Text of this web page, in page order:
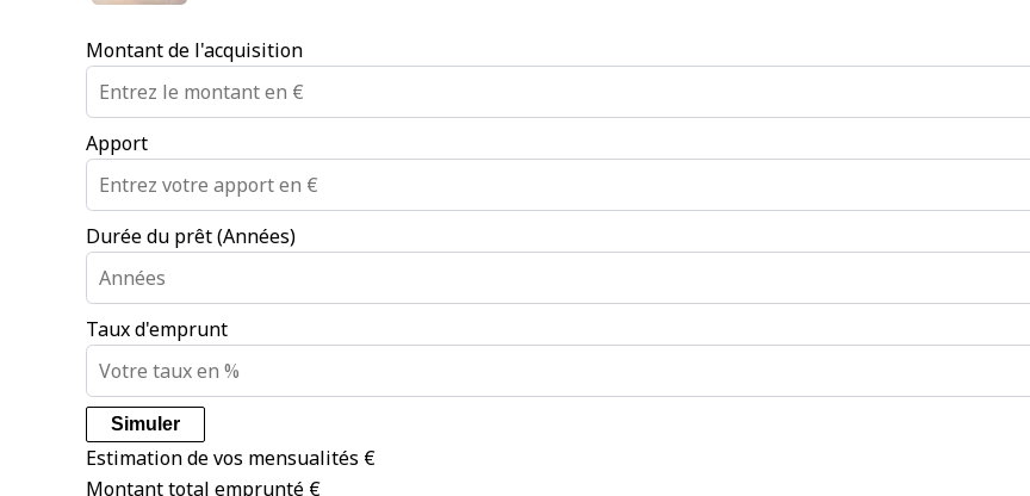
Montant de l'acquisition
Apport
Durée du prêt (Années)
Taux d'emprunt
Simuler
Estimation de vos mensualités €
Montant total emprunté €